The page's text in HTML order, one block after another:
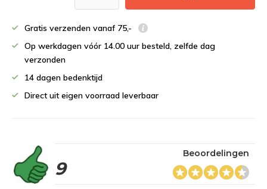
Gratis verzenden vanaf 75,-
Op werkdagen vóór 14.00 uur besteld, zelfde dag
verzonden
14 dagen bedenktijd
Direct uit eigen voorraad leverbaar
9
Beoordelingen